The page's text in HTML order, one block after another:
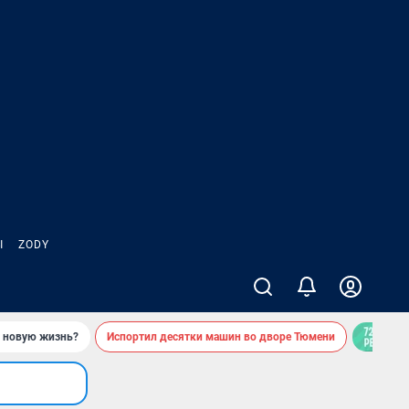
ZODY
новую жизнь? Испортил десятки машин во дворе Тюмени